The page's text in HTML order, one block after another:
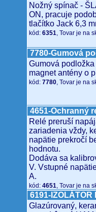
Nožný spínač -
ON, pracuje
tlačítko Jack 6,3
kód: 6351, Tovar je na
7780-Gumová
Gumová
magnet antény o
kód: 7780, Tovar je na
4651-Ochranný
Relé preruší
zariadenia vždy,
napätie prekročí
hodnotu.
Dodáva sa
V. Vstupné
A.
kód: 4651, Tovar je na
6191-IZOLÁTOR
Glazúrovaný,